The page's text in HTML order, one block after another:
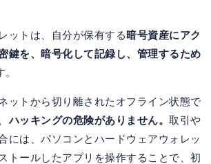
ットは、自分が保有する暗号資産にアク
鍵を、暗号化して記録し、管理するため
ットから切り離されたオフライン状態で
ハッキングの危険がありません。 取引や
には、パソコンとハードウェアウォレッ
トールしたアプリを操作することで、初